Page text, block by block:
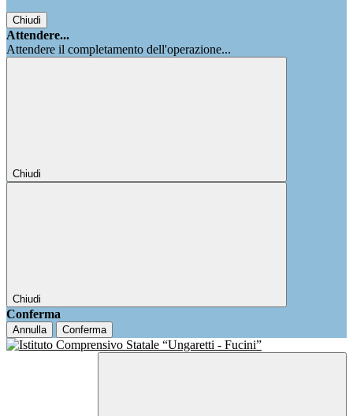
Chiudi
Attendere...
Attendere il completamento dell'operazione...
Chiudi
Chiudi
Conferma
Annulla Conferma